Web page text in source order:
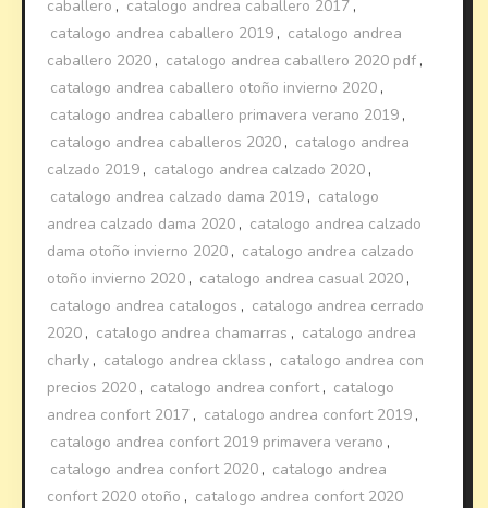
caballero , catalogo andrea caballero 2017 ,
catalogo andrea caballero 2019 , catalogo andrea
caballero 2020 , catalogo andrea caballero 2020 pdf ,
catalogo andrea caballero otoño invierno 2020 ,
catalogo andrea caballero primavera verano 2019 ,
catalogo andrea caballeros 2020 , catalogo andrea
calzado 2019 , catalogo andrea calzado 2020 ,
catalogo andrea calzado dama 2019 , catalogo
andrea calzado dama 2020 , catalogo andrea calzado
dama otoño invierno 2020 , catalogo andrea calzado
otoño invierno 2020 , catalogo andrea casual 2020 ,
catalogo andrea catalogos , catalogo andrea cerrado
2020 , catalogo andrea chamarras , catalogo andrea
charly , catalogo andrea cklass , catalogo andrea con
precios 2020 , catalogo andrea confort, catalogo
andrea confort 2017 , catalogo andrea confort 2019 ,
catalogo andrea confort 2019 primavera verano ,
catalogo andrea confort 2020 , catalogo andrea
confort 2020 otoño , catalogo andrea confort 2020